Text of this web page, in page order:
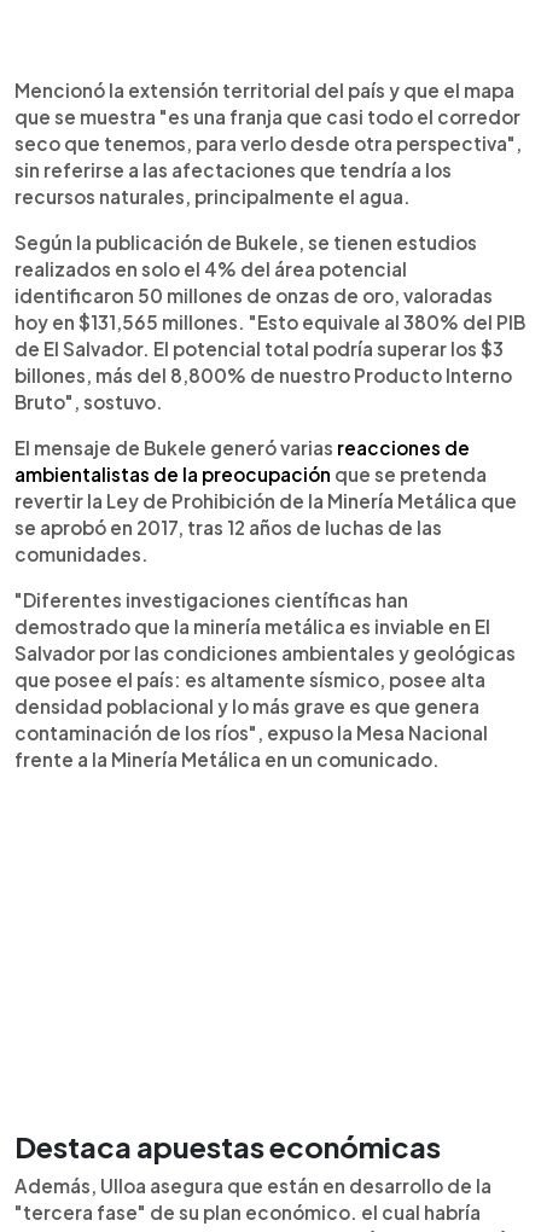
Mencionó la extensión territorial del país y que el mapa
que se muestra "es una franja que casi todo el corredor
seco que tenemos, para verlo desde otra perspectiva",
sin referirse a las afectaciones que tendría a los
recursos naturales, principalmente el agua.
Según la publicación de Bukele, se tienen estudios
realizados en solo el 4% del área potencial
identificaron 50 millones de onzas de oro, valoradas
hoy en $131,565 millones. "Esto equivale al 380% del PIB
de El Salvador. El potencial total podría superar los $3
billones, más del 8,800% de nuestro Producto Interno
Bruto", sostuvo.
El mensaje de Bukele generó varias reacciones de
ambientalistas de la preocupación que se pretenda
revertir la Ley de Prohibición de la Minería Metálica que
se aprobó en 2017, tras 12 años de luchas de las
comunidades.
"Diferentes investigaciones científicas han
demostrado que la minería metálica es inviable en El
Salvador por las condiciones ambientales y geológicas
que posee el país: es altamente sísmico, posee alta
densidad poblacional y lo más grave es que genera
contaminación de los ríos", expuso la Mesa Nacional
frente a la Minería Metálica en un comunicado.
Destaca apuestas económicas
Además, Ulloa asegura que están en desarrollo de la
"tercera fase" de su plan económico. el cual habría